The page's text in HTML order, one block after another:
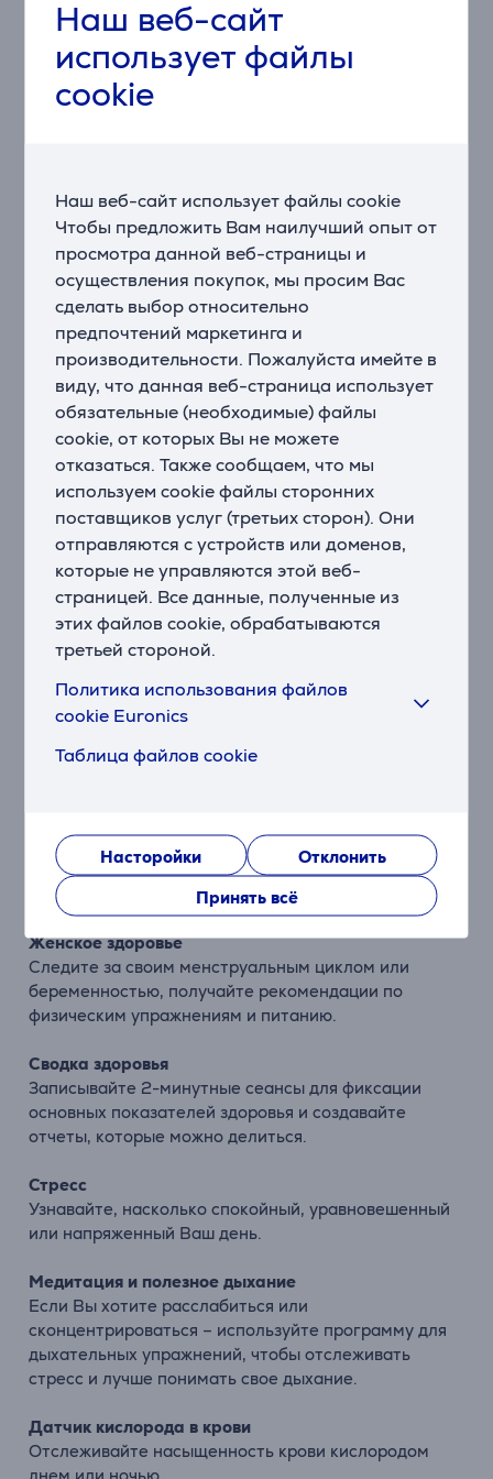
Наш веб-сайт
использует файлы
cookie
Наш веб-сайт использует файлы cookie
Чтобы предложить Вам наилучший опыт от
просмотра данной веб-страницы и
осуществления покупок, мы просим Вас
сделать выбор относительно
предпочтений маркетинга и
производительности. Пожалуйста имейте в
виду, что данная веб-страница использует
обязательные (необходимые) файлы
cookie, от которых Вы не можете
отказаться. Также сообщаем, что мы
используем cookie файлы сторонних
поставщиков услуг (третьих сторон). Они
отправляются с устройств или доменов,
которые не управляются этой веб-
страницей. Все данные, полученные из
этих файлов cookie, обрабатываются
третьей стороной.
Политика использования файлов
cookie Euronics
Таблица файлов cookie
Насторойки
Отклонить
Принять всё
когда нужно отдохнуть.
Оценка сна
Получите оценку качества Вашего сна и идеи о том,
Мониторинг тренировок и спортивные приложения
Смарт-часы Lily 2 Active отслеживают шаги,
сожженные калории и минуты интенсивной
активности. Откройте для себя встроенные
спортивные приложения, такие как кардио, йога,
теннис, гольф, танцевальные тренировки и силовые
упражнения.
Бесконтактные платежи Garmin Pay
Совершайте быстрые и удобные платежи через
совместимых поставщиков услуг прямо со смарт-
Здоровье
Частота пульса – на запястье
Эта функция постоянно проверяет Ваш пульс и
уведомляет Вас в случае слишком низкого или
высокого показателя.
Данные о вариабельности пульса во время сна
дадут представление о Вашем общем состоянии
здоровья.
ежедневным календарем, погодой и другой
информацией, предварительно настроив этот отчет
так, как Вам нравится.
Женское здоровье
Следите за своим менструальным циклом или
беременностью, получайте рекомендации по
физическим упражнениям и питанию.
Сводка здоровья
Записывайте 2-минутные сеансы для фиксации
основных показателей здоровья и создавайте
отчеты, которые можно делиться.
Стресс
Узнавайте, насколько спокойный, уравновешенный
или напряженный Ваш день.
Медитация и полезное дыхание
Если Вы хотите расслабиться или
сконцентрироваться – используйте программу для
дыхательных упражнений, чтобы отслеживать
стресс и лучше понимать свое дыхание.
Датчик кислорода в крови
Отслеживайте насыщенность крови кислородом